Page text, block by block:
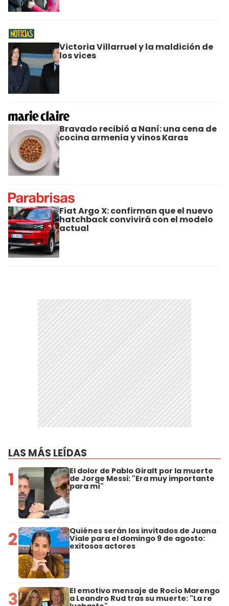
Victoria Villarruel y la maldición de
los vices
Bravado recibió a Naní: una cena de
cocina armenia y vinos Karas
Fiat Argo X: confirman que el nuevo
hatchback convivirá con el modelo
actual
LAS MÁS LEÍDAS
1 El dolor de Pablo Giralt por la muerte
de Jorge Messi: "Era muy importante
para mí"
2 Quiénes serán los invitados de Juana
Viale para el domingo 9 de agosto:
exitosos actores
3 El emotivo mensaje de Rocío Marengo
a Leandro Rud tras su muerte: "La re